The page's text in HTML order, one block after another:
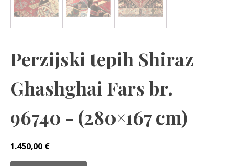
Perzijski tepih Shiraz
Ghashghai Fars br.
96740 - (280×167 cm)
1.450,00 €